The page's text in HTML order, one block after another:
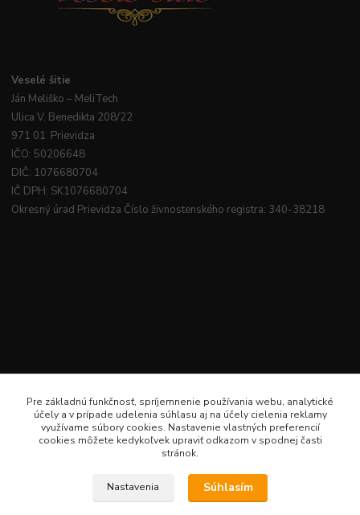
Veselé šitie
Ján Meliško – MeliTech
Ulica V. Benedikta 208/22
971 01 Prievidza
IČO: 50206648
DIČ: 1076680704
IČ DPH: SK1076680704
Okresný úrad Prievidza Číslo živnostenského registra: 340-38218
Pre základnú funkčnosť, spríjemnenie používania webu, analytické
účely a v prípade udelenia súhlasu aj na účely cielenia reklamy
využívame súbory cookies. Nastavenie vlastných preferencií
cookies môžete kedykoľvek upraviť odkazom v spodnej časti
stránok.
Nastavenia Súhlasím